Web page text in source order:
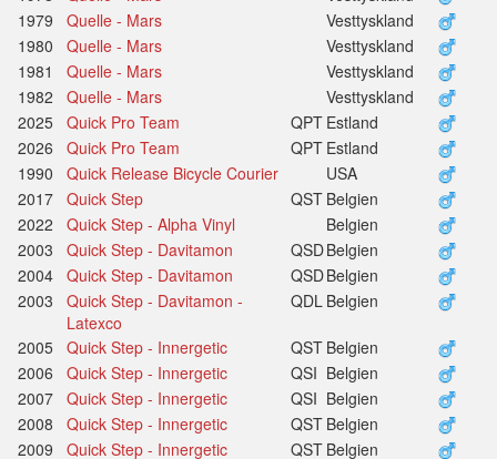
1979
Quelle - Mars
Vesttyskland
1980
Quelle - Mars
Vesttyskland
1981
Quelle - Mars
Vesttyskland
1982
Quelle - Mars
Vesttyskland
2025 Quick Pro Team QPT Estland
2026
Quick Pro Team QPT Estland
1990
Quick Release Bicycle Courier
USA
2017 Quick Step QST Belgien
2022
Quick Step - Alpha Vinyl
Belgien
2003
Quick Step - Davitamon QSDBelgien
2004 Quick Step - Davitamon QSDBelgien
2003
Quick Step - Davitamon -
Latexco
QDL Belgien
2005 Quick Step - Innergetic QST Belgien
2006
Quick Step - Innergetic QSI Belgien
2007 Quick Step - Innergetic QSI Belgien
2008
Quick Step - Innergetic QST Belgien
2009
Quick Step - Innergetic QST Belgien